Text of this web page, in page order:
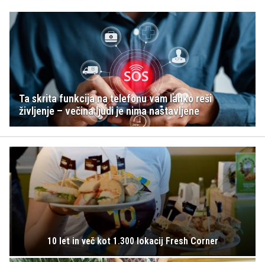
Ta skrita funkcija na telefonu vam lahko reši
življenje – večina ljudi je nima nastavljene
10 let in več kot 1.300 lokacij Fresh Corner